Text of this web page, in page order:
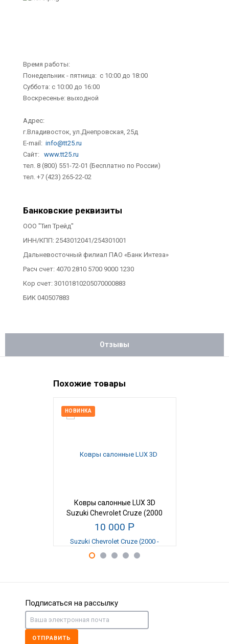
Время работы:
Понедельник - пятница: с 10:00 до 18:00
Суббота: с 10:00 до 16:00
Воскресенье: выходной
Адрес:
г.Владивосток, ул.Днепровская, 25д
E-mail: info@tt25.ru
Сайт: www.tt25.ru
тел. 8 (800) 551-72-01 (Бесплатно по России)
тел. +7 (423) 265-22-02
Банковские реквизиты
ООО "Тип Трейд"
ИНН/КПП: 2543012041/254301001
Дальневосточный филиал ПАО «Банк Интеза»
Расч счет: 4070 2810 5700 9000 1230
Кор счет: 30101810205070000883
БИК 040507883
Отзывы
Похожие товары
НОВИНКА
Ковры салонные LUX 3D
Suzuki Chevrolet Cruze (2000
- 2006)
10 000 Р
Подписаться на рассылку
ОТПРАВИТЬ